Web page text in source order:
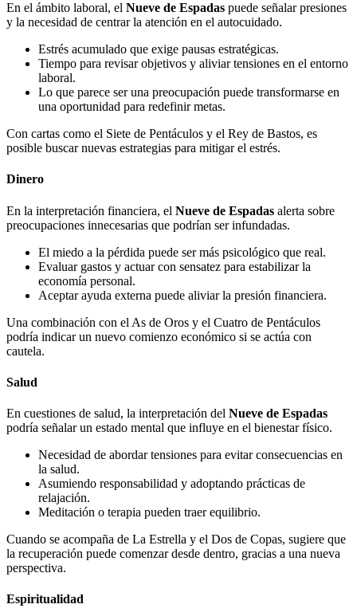
En el ámbito laboral, el Nueve de Espadas puede señalar presiones
y la necesidad de centrar la atención en el autocuidado.
Estrés acumulado que exige pausas estratégicas.
Tiempo para revisar objetivos y aliviar tensiones en el entorno
laboral.
Lo que parece ser una preocupación puede transformarse en
una oportunidad para redefinir metas.
Con cartas como el Siete de Pentáculos y el Rey de Bastos, es
posible buscar nuevas estrategias para mitigar el estrés.
Dinero
En la interpretación financiera, el Nueve de Espadas alerta sobre
preocupaciones innecesarias que podrían ser infundadas.
El miedo a la pérdida puede ser más psicológico que real.
Evaluar gastos y actuar con sensatez para estabilizar la
economía personal.
Aceptar ayuda externa puede aliviar la presión financiera.
Una combinación con el As de Oros y el Cuatro de Pentáculos
podría indicar un nuevo comienzo económico si se actúa con
cautela.
Salud
En cuestiones de salud, la interpretación del Nueve de Espadas
podría señalar un estado mental que influye en el bienestar físico.
Necesidad de abordar tensiones para evitar consecuencias en
la salud.
Asumiendo responsabilidad y adoptando prácticas de
relajación.
Meditación o terapia pueden traer equilibrio.
Cuando se acompaña de La Estrella y el Dos de Copas, sugiere que
la recuperación puede comenzar desde dentro, gracias a una nueva
perspectiva.
Espiritualidad